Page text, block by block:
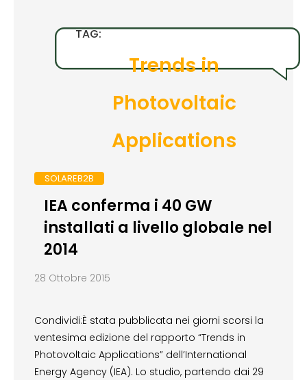
TAG:
Trends in
Photovoltaic
Applications
SOLAREB2B
IEA conferma i 40 GW
installati a livello globale nel
2014
28 Ottobre 2015
Condividi:È stata pubblicata nei giorni scorsi la
ventesima edizione del rapporto “Trends in
Photovoltaic Applications” dell’International
Energy Agency (IEA). Lo studio, partendo dai 29